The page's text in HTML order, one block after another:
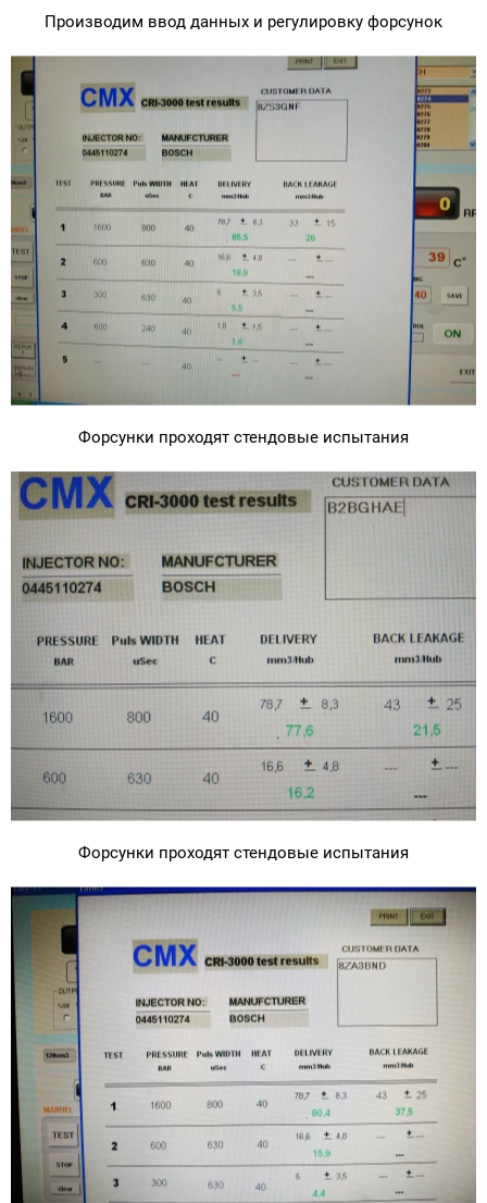
Производим ввод данных и регулировку форсунок
Форсунки проходят стендовые испытания
Форсунки проходят стендовые испытания